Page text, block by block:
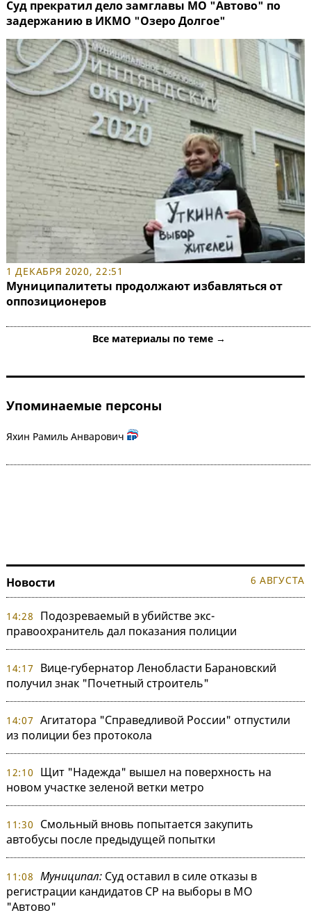
Суд прекратил дело замглавы МО "Автово" по
задержанию в ИКМО "Озеро Долгое"
1 ДЕКАБРЯ 2020, 22:51
Муниципалитеты продолжают избавляться от
оппозиционеров
Все материалы по теме →
Упоминаемые персоны
Яхин Рамиль Анварович
Новости 6 АВГУСТА
14:28
Подозреваемый в убийстве экс-
правоохранитель дал показания полиции
14:17
Вице-губернатор Ленобласти Барановский
получил знак "Почетный строитель"
14:07 Агитатора "Справедливой России" отпустили
из полиции без протокола
12:10
Щит "Надежда" вышел на поверхность на
новом участке зеленой ветки метро
11:30
Смольный вновь попытается закупить
автобусы после предыдущей попытки
11:08 Муниципал:Суд оставил в силе отказы в
регистрации кандидатов СР на выборы в МО
"Автово"